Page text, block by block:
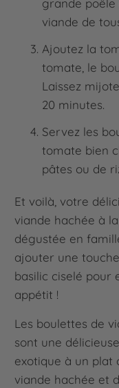
grande
viande de
Ajoutez la
tomate, le
Laissez
20 minutes.
Servez les
tomate bien
pâtes ou de
Et voilà, votre
viande hachée à
dégustée en
ajouter une
basilic ciselé pour
appétit !
Les boulettes de
sont une
exotique à un plat
viande hachée et